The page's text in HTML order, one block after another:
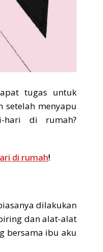
tugas untuk
setelah menyapu
hari di rumah?
di rumah!
dilakukan
dan alat-alat
bersama ibu aku